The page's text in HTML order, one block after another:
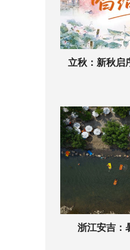
立秋：新秋启
浙江安吉：